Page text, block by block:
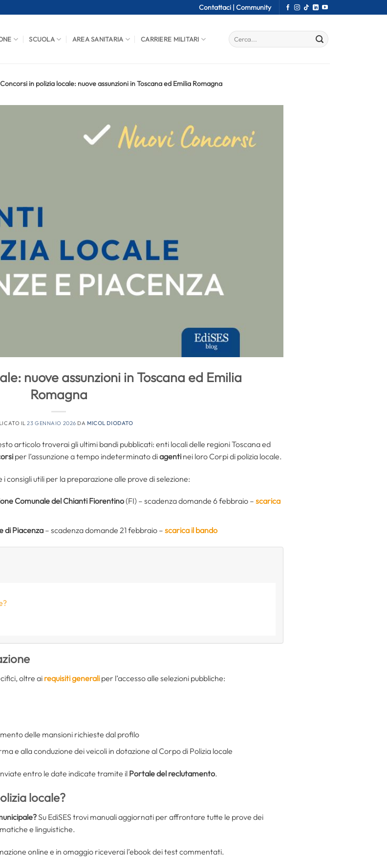
Contattaci | Community
SCUOLA AREA SANITARIA CARRIERE MILITARI
Concorsi in polizia locale: nuove assunzioni in Toscana ed Emilia Romagna
nuove assunzioni in Toscana ed Emilia
Romagna
IL23 GENNAIO 2026 DA MICOL DIODATO
articolo troverai gli ultimi bandi pubblicati: enti locali delle regioni Toscana ed
per l’assunzione a tempo indeterminato diagenti nei loro Corpi di polizia locale.
consigli utili per la preparazione alle prove di selezione:
Comunale del Chianti Fiorentino(FI) – scadenza domande 6 febbraio – scarica
di Piacenza– scadenza domande 21 febbraio – scarica il bando
oltre ai requisiti generali per l’accesso alle selezioni pubbliche:
delle mansioni richieste dal profilo
e alla conduzione dei veicoli in dotazione al Corpo di Polizia locale
entro le date indicate tramite il Portale del reclutamento.
locale?
Su EdiSES trovi manuali aggiornati per affrontare tutte le prove dei
e linguistiche.
online e in omaggio riceverai l’ebook dei test commentati.